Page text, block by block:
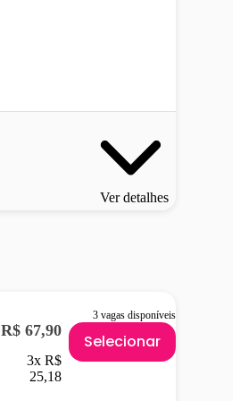
Ver detalhes
3 vagas disponíveis
R$ 67,90
3x R$
25,18
Selecionar